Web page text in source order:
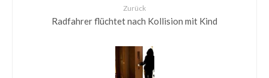
Zurück
Radfahrer flüchtet nach Kollision mit Kind